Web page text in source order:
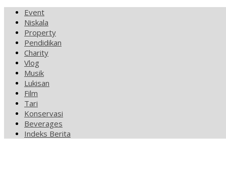
Event
Niskala
Property
Pendidikan
Charity
Vlog
Musik
Lukisan
Film
Tari
Konservasi
Beverages
Indeks Berita